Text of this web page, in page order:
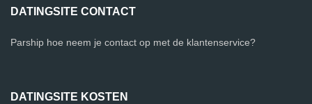
DATINGSITE CONTACT
Parship hoe neem je contact op met de klantenservice?
DATINGSITE KOSTEN